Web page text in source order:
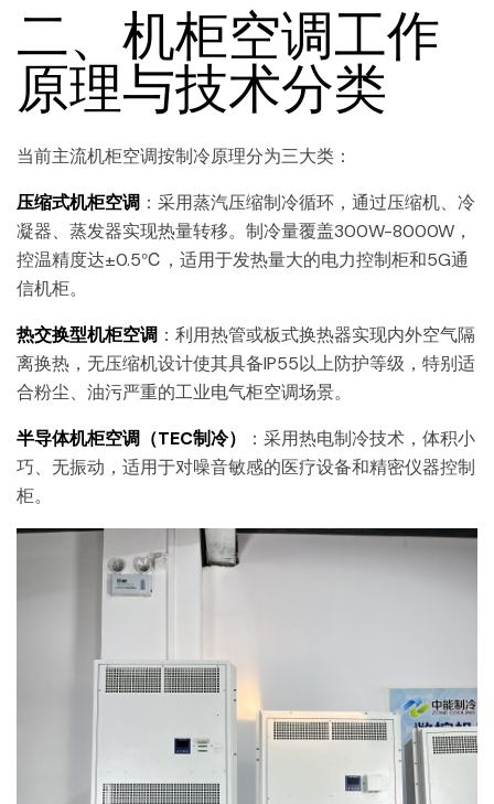
二、机柜空调工作
原理与技术分类
当前主流机柜空调按制冷原理分为三大类：
压缩式机柜空调 ：采用蒸汽压缩制冷循环，通过压缩机、冷
凝器、蒸发器实现热量转移。制冷量覆盖300W-8000W，
控温精度达±0.5℃，适用于发热量大的电力控制柜和5G通
信机柜。
热交换型机柜空调 ：利用热管或板式换热器实现内外空气隔
离换热，无压缩机设计使其具备IP55以上防护等级，特别适
合粉尘、油污严重的工业电气柜空调场景。
半导体机柜空调（TEC制冷）
：采用热电制冷技术，体积小
巧、无振动，适用于对噪音敏感的医疗设备和精密仪器控制
柜。